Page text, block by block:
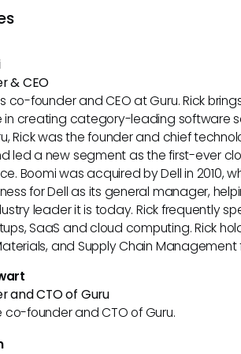
com base em dados em tempo
& CEO
co-founder and CEO at Guru. Rick
in creating category-leading software
Rick was the founder and chief
led a new segment as the first-ever
Boomi was acquired by Dell in 2010,
for Dell as its general manager,
leader it is today. Rick frequently
SaaS and cloud computing. Rick
and Supply Chain Management
and CTO of Guru
co-founder and CTO of Guru.